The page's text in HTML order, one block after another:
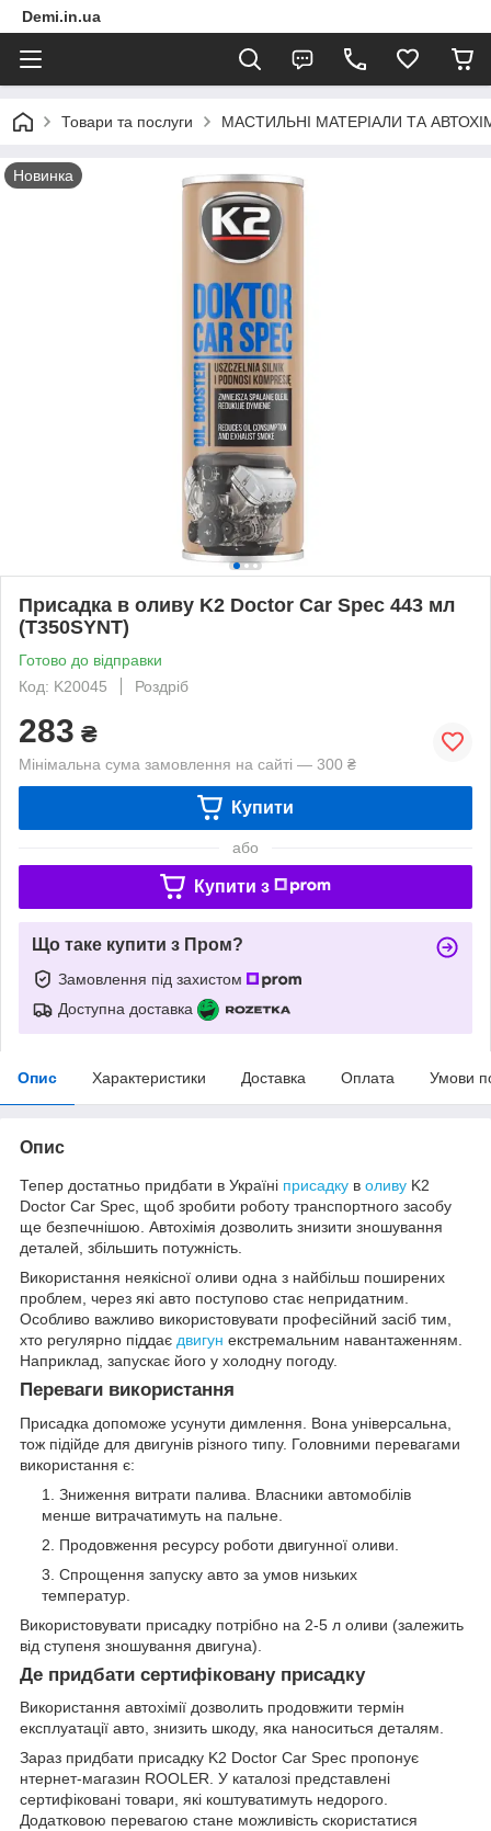
Demi.in.ua
Товари та послуги МАСТИЛЬНІ МАТЕРІАЛИ ТА
Новинка
Присадка в оливу K2 Doctor Car Spec 443 мл
(T350SYNT)
Готово до відправки
Код: K20045
Роздріб
283 ₴
Мінімальна сума замовлення на сайті — 300 ₴
Купити
або
Купити з
Що таке купити з Пром?
Замовлення під захистом
Доступна доставка
Опис Характеристики Доставка Оплата Умови
Опис
Тепер достатньо придбати в Україні присадку в оливу K2
Doctor Car Spec, щоб зробити роботу транспортного засобу
ще безпечнішою. Автохімія дозволить знизити зношування
деталей, збільшить потужність.
Використання неякісної оливи одна з найбільш поширених
проблем, через які авто поступово стає непридатним.
Особливо важливо використовувати професійний засіб тим,
хто регулярно піддає двигун екстремальним навантаженням.
Наприклад, запускає його у холодну погоду.
Переваги використання
Присадка допоможе усунути димлення. Вона універсальна,
тож підійде для двигунів різного типу. Головними перевагами
використання є:
Зниження витрати палива. Власники автомобілів
менше витрачатимуть на пальне.
Продовження ресурсу роботи двигунної оливи.
Спрощення запуску авто за умов низьких
температур.
Використовувати присадку потрібно на 2-5 л оливи (залежить
від ступеня зношування двигуна).
Де придбати сертифіковану присадку
Використання автохімії дозволить продовжити термін
експлуатації авто, знизить шкоду, яка наноситься деталям.
Зараз придбати присадку K2 Doctor Car Spec пропонує
нтернет-магазин ROOLER. У каталозі представлені
сертифіковані товари, які коштуватимуть недорого.
Додатковою перевагою стане можливість скористатися